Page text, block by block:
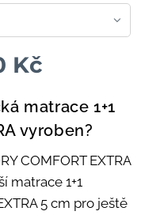
Kč
matrace 1+1
vyroben?
COMFORT EXTRA
matrace 1+1
5 cm pro ještě